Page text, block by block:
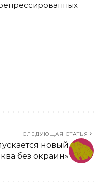
СЛЕДУЮЩАЯ СТАТЬЯ
новый
без окраин»